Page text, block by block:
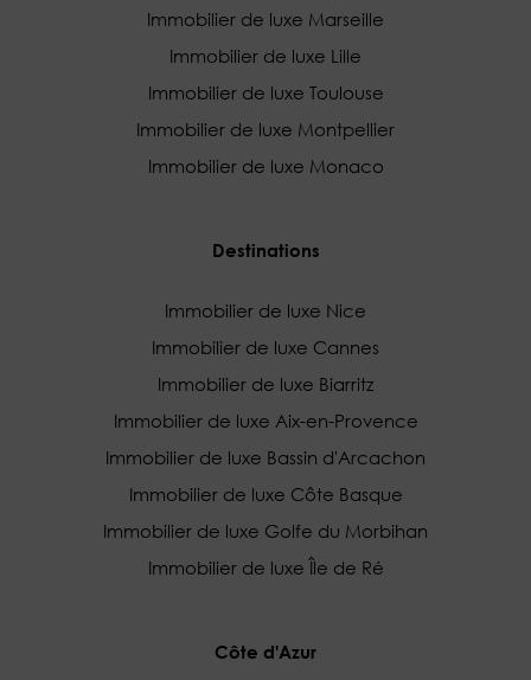
Immobilier de luxe Marseille
Immobilier de luxe Lille
Immobilier de luxe Toulouse
Immobilier de luxe Montpellier
Immobilier de luxe Monaco
Destinations
Immobilier de luxe Nice
Immobilier de luxe Cannes
Immobilier de luxe Biarritz
Immobilier de luxe Aix-en-Provence
Immobilier de luxe Bassin d'Arcachon
Immobilier de luxe Côte Basque
Immobilier de luxe Golfe du Morbihan
Immobilier de luxe Île de Ré
Côte d'Azur